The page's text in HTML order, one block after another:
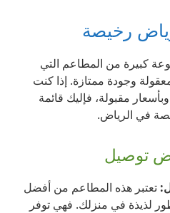
رخيصة
كبيرة من المطاعم التي
وجودة ممتازة. إذا كنت
مقبولة، فإليك قائمة
في الرياض.
توصيل
تعتبر هذه المطاعم من أفضل
لذيذة في منزلك. فهي توفر